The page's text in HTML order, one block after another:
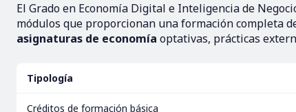
El Grado en Economía Digital e Inteligencia de
módulos que proporcionan una formación completa
asignaturas de economía optativas, prácticas
Tipología
Créditos de formación básica